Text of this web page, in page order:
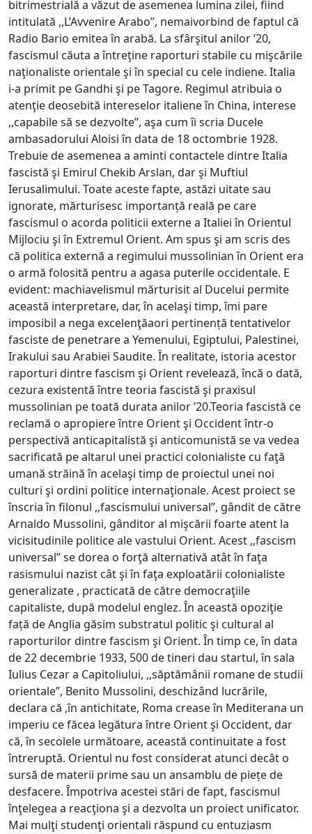
bitrimestrială a văzut de asemenea lumina zilei, fiind
intitulată ,,L’Avvenire Arabo’’, nemaivorbind de faptul că
Radio Bario emitea în arabă. La sfârşitul anilor ’20,
fascismul căuta a întreţine raporturi stabile cu mişcările
naţionaliste orientale şi în special cu cele indiene. Italia
i-a primit pe Gandhi şi pe Tagore. Regimul atribuia o
atenţie deosebită intereselor italiene în China, interese
,,capabile să se dezvolte’’, aşa cum îi scria Ducele
ambasadorului Aloisi în data de 18 octombrie 1928.
Trebuie de asemenea a aminti contactele dintre Italia
fascistă şi Emirul Chekib Arslan, dar şi Muftiul
Ierusalimului. Toate aceste fapte, astăzi uitate sau
ignorate, mărturisesc importanță reală pe care
fascismul o acorda politicii externe a Italiei în Orientul
Mijlociu şi în Extremul Orient. Am spus şi am scris des
că politica externă a regimului mussolinian în Orient era
o armă folosită pentru a agasa puterile occidentale. E
evident: machiavelismul mărturisit al Ducelui permite
această interpretare, dar, în acelaşi timp, îmi pare
imposibil a nega excelenţăaori pertinență tentativelor
fasciste de penetrare a Yemenului, Egiptului, Palestinei,
Irakului sau Arabiei Saudite. În realitate, istoria acestor
raporturi dintre fascism şi Orient revelează, încă o dată,
cezura existentă între teoria fascistă şi praxisul
mussolinian pe toată durata anilor ’20.Teoria fascistă ce
reclamă o apropiere între Orient şi Occident într-o
perspectivă anticapitalistă şi anticomunistă se va vedea
sacrificată pe altarul unei practici colonialiste cu faţă
umană străină în acelaşi timp de proiectul unei noi
culturi şi ordini politice internaţionale. Acest proiect se
înscria în filonul ,,fascismului universal’’, gândit de către
Arnaldo Mussolini, gânditor al mişcării foarte atent la
vicisitudinile politice ale vastului Orient. Acest ,,fascism
universal’’ se dorea o forţă alternativă atât în faţa
rasismului nazist cât şi în faţa exploatării colonialiste
generalizate , practicată de către democraţiile
capitaliste, după modelul englez. În această opoziţie
față de Anglia găsim substratul politic şi cultural al
raporturilor dintre fascism şi Orient. În timp ce, în data
de 22 decembrie 1933, 500 de tineri dau startul, în sala
Iulius Cezar a Capitoliului, ,,săptămânii romane de studii
orientale’’, Benito Mussolini, deschizând lucrările,
declara că ,în antichitate, Roma crease în Mediterana un
imperiu ce făcea legătura între Orient şi Occident, dar
că, în secolele următoare, această continuitate a fost
întreruptă. Orientul nu fost considerat atunci decât o
sursă de materii prime sau un ansamblu de piețe de
desfacere. Împotriva acestei stări de fapt, fascismul
înţelegea a reacţiona şi a dezvolta un proiect unificator.
Mai mulţi studenţi orientali răspund cu entuziasm